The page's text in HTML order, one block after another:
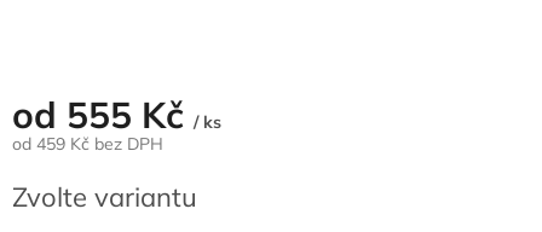
od 555 Kč / ks
od 459 Kč bez DPH
cena:
Zvolte variantu